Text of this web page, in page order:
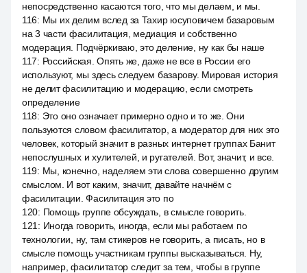
непосредственно касаются того, что мы делаем, и мы.
116: Мы их делим вслед за Тахир юсуповичем базаровым
на 3 части фасилитация, медиация и собственно
модерация. Подчёркиваю, это деление, ну как бы наше
117: Российская. Опять же, даже не все в России его
используют, мы здесь следуем базарову. Мировая история
не делит фасилитацию и модерацию, если смотреть
определение
118: Это оно означает примерно одно и то же. Они
пользуются словом фасилитатор, а модератор для них это
человек, который значит в разных интернет группах Банит
непослушных и хулителей, и ругателей. Вот, значит, и все.
119: Мы, конечно, наделяем эти слова совершенно другим
смыслом. И вот каким, значит, давайте начнём с
фасилитации. Фасилитация это по
120: Помощь группе обсуждать, в смысле говорить.
121 : Иногда говорить, иногда, если мы работаем по
технологии, ну, там стикеров не говорить, а писать, но в
смысле помощь участникам группы высказываться. Ну,
например, фасилитатор следит за тем, чтобы в группе